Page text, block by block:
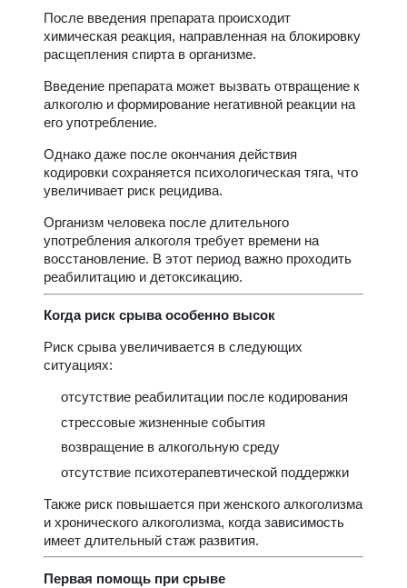
После введения препарата происходит
химическая реакция, направленная на блокировку
расщепления спирта в организме.
Введение препарата может вызвать отвращение к
алкоголю и формирование негативной реакции на
его употребление.
Однако даже после окончания действия
кодировки сохраняется психологическая тяга, что
увеличивает риск рецидива.
Организм человека после длительного
употребления алкоголя требует времени на
восстановление. В этот период важно проходить
реабилитацию и детоксикацию.
Когда риск срыва особенно высок
Риск срыва увеличивается в следующих
ситуациях:
отсутствие реабилитации после кодирования
стрессовые жизненные события
возвращение в алкогольную среду
отсутствие психотерапевтической поддержки
Также риск повышается при женского алкоголизма
и хронического алкоголизма, когда зависимость
имеет длительный стаж развития.
Первая помощь при срыве